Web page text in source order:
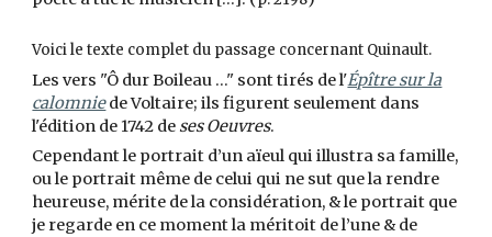
Voici le texte complet du passage concernant Quinault.
Les vers "Ô dur Boileau ..." sont tirés de l'Épître sur la
calomniede Voltaire; ils figurent seulement dans
l'édition de 1742 de ses Oeuvres.
Cependant le portrait d’un aïeul qui illustra sa famille,
ou le portrait même de celui qui ne sut que la rendre
heureuse, mérite de la considération, & le portrait que
je regarde en ce moment la méritoit de l’une & de